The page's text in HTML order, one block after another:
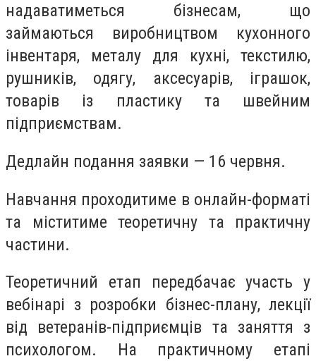
надаватиметься бізнесам, що
займаються виробництвом кухонного
інвентаря, металу для кухні, текстилю,
рушників, одягу, аксесуарів, іграшок,
товарів із пластику та швейним
підприємствам.
Дедлайн подання заявки — 16 червня.
Навчання проходитиме в онлайн-форматі
та міститиме теоретичну та практичну
частини.
Теоретичний етап передбачає участь у
вебінарі з розробки бізнес-плану, лекції
від ветеранів-підприємців та заняття з
психологом. На практичному етапі